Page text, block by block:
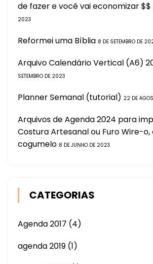
de fazer e você vai economizar $$
2023
Reformei uma Bíblia 8 DE SETEMBRO DE
Arquivo Calendário Vertical (A6)
SETEMBRO DE 2023
Planner Semanal (tutorial) 22 DE
Arquivos de Agenda 2024 para
Costura Artesanal ou Furo Wire-o,
cogumelo 8 DE JUNHO DE 2023
CATEGORIAS
Agenda 2017 (4)
agenda 2019 (1)